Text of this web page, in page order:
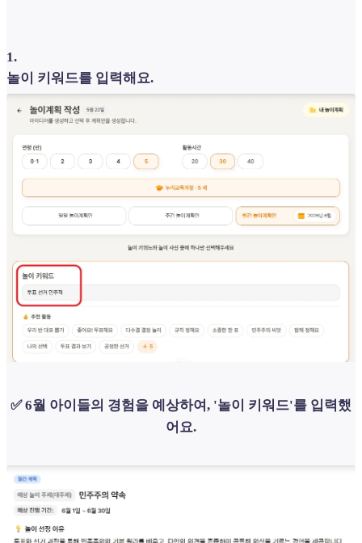
1.
놀이 키워드를 입력해요.
✅ 6월 아이들의 경험을 예상하여, '놀이 키워드'를 입력했
어요.